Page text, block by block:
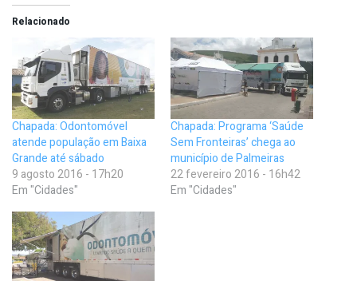
Relacionado
Chapada: Odontomóvel
atende população em Baixa
Grande até sábado
9 agosto 2016 - 17h20
Em "Cidades"
Chapada: Programa ‘Saúde
Sem Fronteiras’ chega ao
município de Palmeiras
22 fevereiro 2016 - 16h42
Em "Cidades"